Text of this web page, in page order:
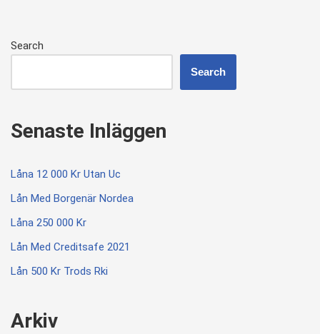
Search
Search
Senaste Inläggen
Låna 12 000 Kr Utan Uc
Lån Med Borgenär Nordea
Låna 250 000 Kr
Lån Med Creditsafe 2021
Lån 500 Kr Trods Rki
Arkiv